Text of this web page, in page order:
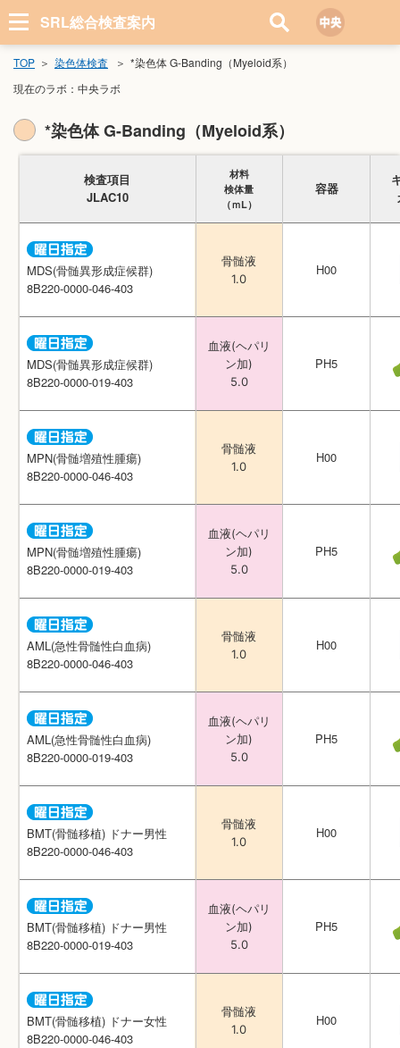
SRL総合検査案内
TOP 染色体検査
*染色体 G-Banding（Myeloid系）
現在のラボ： 中央ラボ
*染色体 G-Banding（Myeloid系）
検査項目
JLAC10
材料
検体量
（ｍL）
容器
MDS(骨髄異形成症候群)
8B220-0000-046-403
骨髄液
1.0
H00
MDS(骨髄異形成症候群)
8B220-0000-019-403
血液(ヘパリ
ン加)
5.0
PH5
MPN(骨髄増殖性腫瘍)
8B220-0000-046-403
骨髄液
1.0
H00
MPN(骨髄増殖性腫瘍)
8B220-0000-019-403
血液(ヘパリ
ン加)
5.0
PH5
AML(急性骨髄性白血病)
8B220-0000-046-403
骨髄液
1.0
H00
AML(急性骨髄性白血病)
8B220-0000-019-403
血液(ヘパリ
ン加)
5.0
PH5
BMT(骨髄移植) ドナー男性
8B220-0000-046-403
骨髄液
1.0
H00
BMT(骨髄移植) ドナー男性
8B220-0000-019-403
血液(ヘパリ
ン加)
5.0
PH5
BMT(骨髄移植) ドナー女性
8B220-0000-046-403
骨髄液
1.0
H00
検査項目
JLAC10
材料
検体量
（ｍL）
容器
MDS(骨髄異形成症候群)
8B220-0000-046-403
骨髄液
1.0
H00
MDS(骨髄異形成症候群)
8B220-0000-019-403
血液(ヘパリ
ン加)
5.0
PH5
MPN(骨髄増殖性腫瘍)
8B220-0000-046-403
骨髄液
1.0
H00
MPN(骨髄増殖性腫瘍)
8B220-0000-019-403
血液(ヘパリ
ン加)
5.0
PH5
AML(急性骨髄性白血病)
8B220-0000-046-403
骨髄液
1.0
H00
AML(急性骨髄性白血病)
8B220-0000-019-403
血液(ヘパリ
ン加)
5.0
PH5
BMT(骨髄移植) ドナー男性
8B220-0000-046-403
骨髄液
1.0
H00
BMT(骨髄移植) ドナー男性
8B220-0000-019-403
血液(ヘパリ
ン加)
5.0
PH5
BMT(骨髄移植) ドナー女性
8B220-0000-046-403
骨髄液
1.0
H00